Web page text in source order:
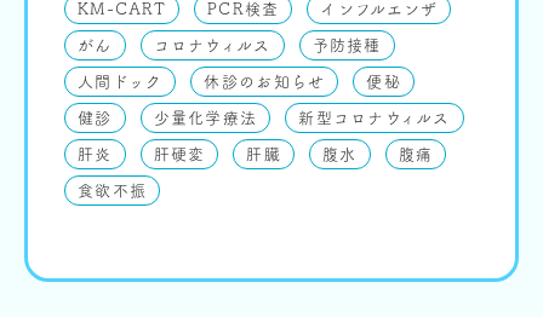
KM-CART PCR検査 インフルエンザ
がん コロナウィルス 予防接種
人間ドック 休診のお知らせ 便秘
健診 少量化学療法 新型コロナウィルス
肝炎 肝硬変 肝臓 腹水 腹痛
食欲不振